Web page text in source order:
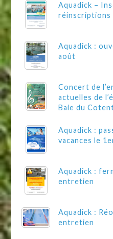
Aquadick –
réinscriptions
Aquadick :
août
Concert de
actuelles de
Baie du
Aquadick :
vacances le
Aquadick :
entretien
Aquadick :
entretien